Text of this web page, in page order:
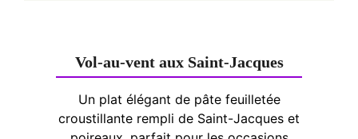
Vol-au-vent aux Saint-Jacques
Un plat élégant de pâte feuilletée
croustillante rempli de Saint-Jacques et